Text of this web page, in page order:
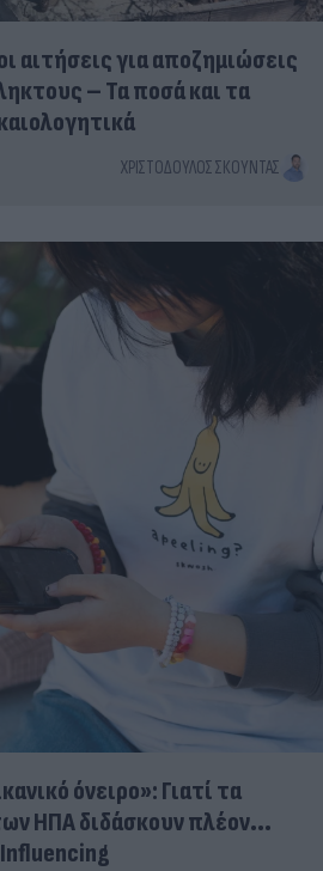
αιτήσεις για αποζημιώσεις
– Τα ποσά και τα
ΧΡΙΣΤΌΔΟΥΛΟΣ ΣΚΟΎΝΤΑΣ
όνειρο»: Γιατί τα
ΗΠΑ διδάσκουν πλέον...
Influencing